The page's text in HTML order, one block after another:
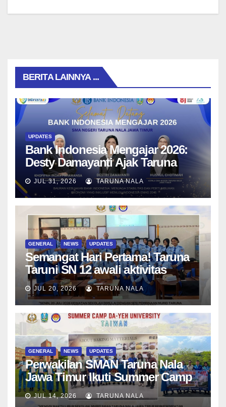
BERITA LAINNYA ...
UPDATES
Bank Indonesia Mengajar 2026:
Desty Damayanti Ajak Taruna
SMAN Taruna Nala Jawa Timur
Menjadi Generasi Pemimpin
Berwawasan Global
JUL 31, 2026 TARUNA NALA
GENERAL NEWS UPDATES
Semangat Hari Pertama! Taruna
Taruni SN 12 awali aktivitas
bersama Wali Kelas dan Tes
Asesmen Diagnostik
JUL 20, 2026 TARUNA NALA
GENERAL NEWS UPDATES
Perwakilan SMAN Taruna Nala
Jawa Timur Ikuti Summer Camp
di Da-Yeh University, Taiwan
JUL 14, 2026 TARUNA NALA